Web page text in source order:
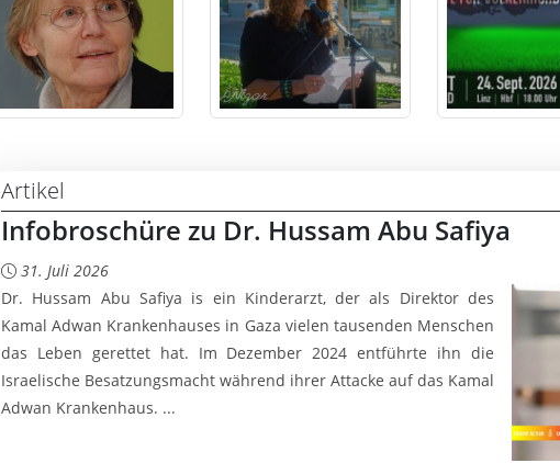
Artikel
Infobroschüre zu Dr. Hussam Abu Safiya
31. Juli 2026
Dr. Hussam Abu Safiya is ein Kinderarzt, der als Direktor des
Kamal Adwan Krankenhauses in Gaza vielen tausenden Menschen
das Leben gerettet hat. Im Dezember 2024 entführte ihn die
Israelische Besatzungsmacht während ihrer Attacke auf das Kamal
Adwan Krankenhaus. ...